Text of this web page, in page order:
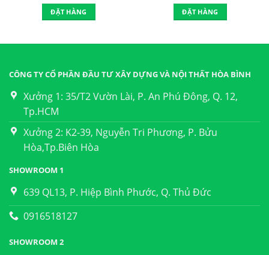
ĐẶT HÀNG ĐẶT HÀNG
CÔNG TY CỔ PHẦN ĐẦU TƯ XÂY DỰNG VÀ NỘI THẤT HÒA BÌNH
Xưởng 1: 35/T2 Vườn Lài, P. An Phú Đông, Q. 12,
Tp.HCM
Xưởng 2: K2-39, Nguyễn Tri Phương, P. Bửu
Hòa,Tp.Biên Hòa
SHOWROOM 1
639 QL13, P. Hiệp Bình Phước, Q. Thủ Đức
0916518127
SHOWROOM 2